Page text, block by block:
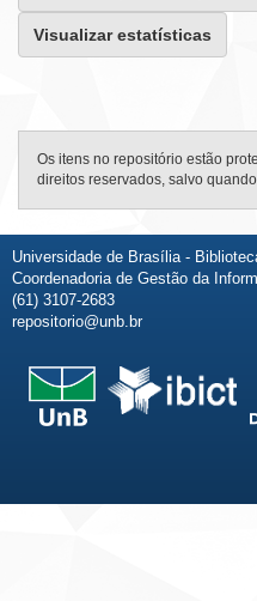
Visualizar estatísticas
Os itens no repositório estão
direitos reservados, salvo
Universidade de Brasília -
Coordenadoria de Gestão da
(61) 3107-2683
repositorio@unb.br